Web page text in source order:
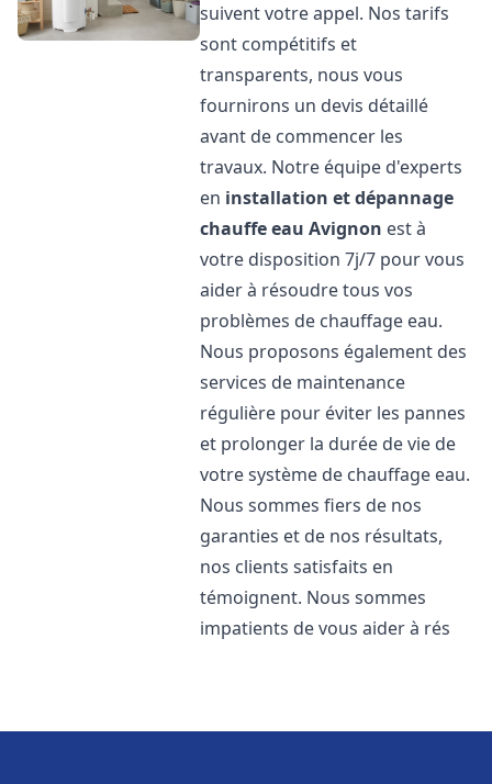
suivent votre appel. Nos tarifs
sont compétitifs et
transparents, nous vous
fournirons un devis détaillé
avant de commencer les
travaux. Notre équipe d'experts
en installation et dépannage
chauffe eau Avignon est à
votre disposition 7j/7 pour vous
aider à résoudre tous vos
problèmes de chauffage eau.
Nous proposons également des
services de maintenance
régulière pour éviter les pannes
et prolonger la durée de vie de
votre système de chauffage eau.
Nous sommes fiers de nos
garanties et de nos résultats,
nos clients satisfaits en
témoignent. Nous sommes
impatients de vous aider à rés